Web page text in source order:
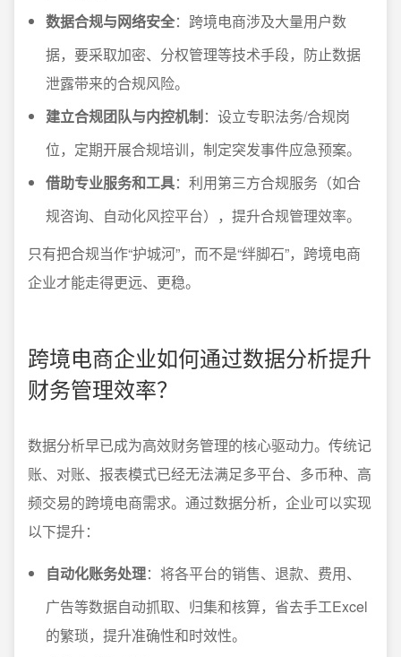
数据合规与网络安全：跨境电商涉及大量用户数
据，要采取加密、分权管理等技术手段，防止数据
泄露带来的合规风险。
建立合规团队与内控机制：设立专职法务/合规岗
位，定期开展合规培训，制定突发事件应急预案。
借助专业服务和工具：利用第三方合规服务（如合
规咨询、自动化风控平台），提升合规管理效率。
只有把合规当作“护城河”，而不是“绊脚石”，跨境电商
企业才能走得更远、更稳。
跨境电商企业如何通过数据分析提升
财务管理效率？
数据分析早已成为高效财务管理的核心驱动力。传统记
账、对账、报表模式已经无法满足多平台、多币种、高
频交易的跨境电商需求。通过数据分析，企业可以实现
以下提升：
自动化账务处理：将各平台的销售、退款、费用、
广告等数据自动抓取、归集和核算，省去手工Excel
的繁琐，提升准确性和时效性。